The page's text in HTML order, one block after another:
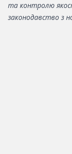
та контролю
законодавство з